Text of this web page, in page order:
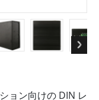
ョン向けの DIN レ